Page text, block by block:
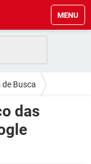
MENU
Busca
das